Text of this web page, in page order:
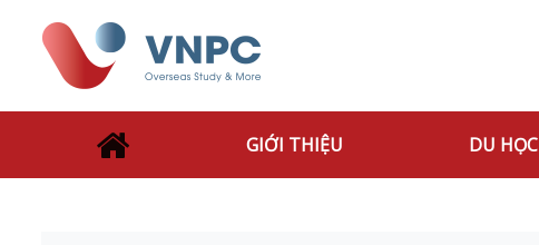
GIỚI THIỆU DU HỌC